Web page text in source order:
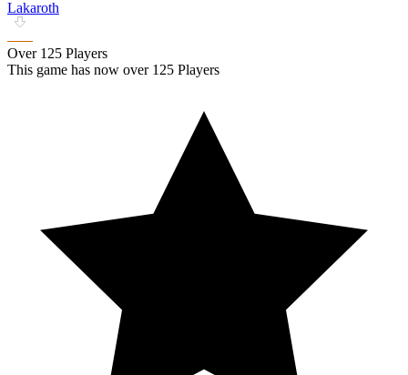
Lakaroth
Over 125 Players
This game has now over 125 Players